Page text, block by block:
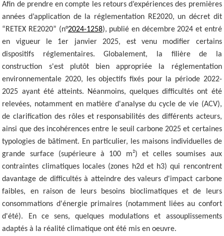
Afin de prendre en compte les retours d’expériences des premières
années d’application de la réglementation RE2020, un décret dit
“RETEX RE2020” (n°2024-1258), publié en décembre 2024 et entré
en vigueur le 1er janvier 2025, est venu modifier certains
dispositifs réglementaires. Globalement, la filière de la
construction s'est plutôt bien appropriée la réglementation
environnementale 2020, les objectifs fixés pour la période 2022-
2025 ayant été atteints. Néanmoins, quelques difficultés ont été
relevées, notamment en matière d'analyse du cycle de vie (ACV),
de clarification des rôles et responsabilités des différents acteurs,
ainsi que des incohérences entre le seuil carbone 2025 et certaines
typologies de bâtiment. En particulier, les maisons individuelles de
grande surface (supérieure à 100 m²) et celles soumises aux
contraintes climatiques locales (zones h2d et h3) qui rencontrent
davantage de difficultés à atteindre des valeurs d'impact carbone
faibles, en raison de leurs besoins bioclimatiques et de leurs
consommations d'énergie primaires (notamment liées au confort
d'été). En ce sens, quelques modulations et assouplissements
adaptés à la réalité climatique ont été mis en oeuvre.